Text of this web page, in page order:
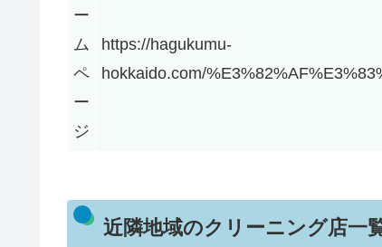
ー
ム
ペ
ー
ジ
https://hagukumu-
hokkaido.com/
近隣地域のクリーニング店一